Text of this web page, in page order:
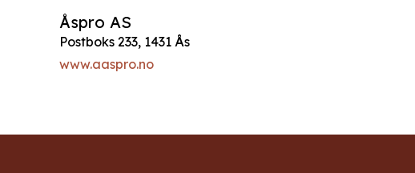
Åspro AS
Postboks 233, 1431 Ås
www.aaspro.no